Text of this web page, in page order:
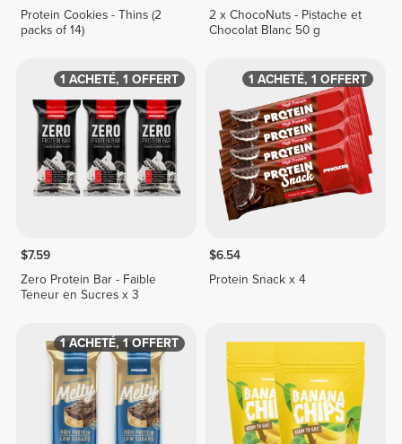
Protein Cookies - Thins (2
packs of 14)
2 x ChocoNuts - Pistache et
Chocolat Blanc 50 g
1 ACHETÉ, 1 OFFERT
$7.59
Zero Protein Bar - Faible
Teneur en Sucres x 3
1 ACHETÉ, 1 OFFERT
$6.54
Protein Snack x 4
1 ACHETÉ, 1 OFFERT